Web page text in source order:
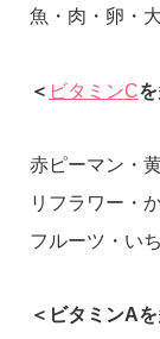
魚・肉・卵・
＜ ビタミンC
赤ピーマン・
リフラワー・
フルーツ・い
＜ビタミンA